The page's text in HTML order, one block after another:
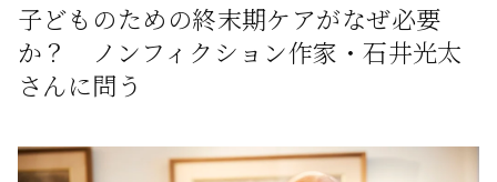
子どものための終末期ケアがなぜ必要
か？ ノンフィクション作家・石井光太
さんに問う